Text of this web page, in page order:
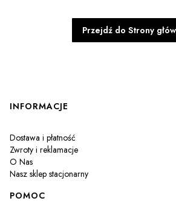
Przejdź do Strony
Linki w stopce
INFORMACJE
Dostawa i płatność
Zwroty i reklamacje
O Nas
Nasz sklep stacjonarny
POMOC